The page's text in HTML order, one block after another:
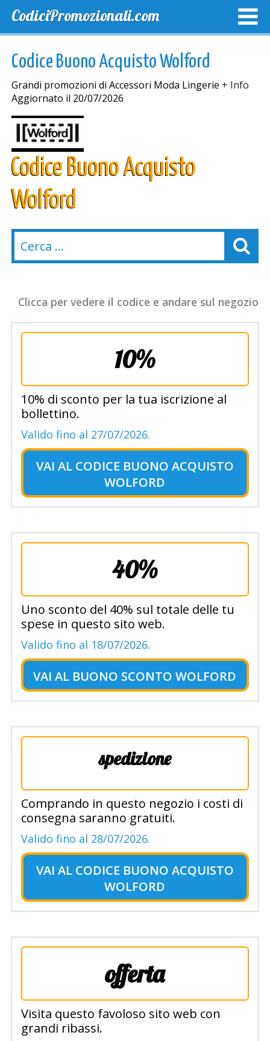
CodiciPromozionali.com
Codice Buono Acquisto Wolford
Grandi promozioni di Accessori Moda Lingerie + Info
Aggiornato il 20/07/2026
Codice Buono Acquisto
Wolford
Clicca per vedere il codice e andare sul negozio
10%
10% di sconto per la tua iscrizione al
bollettino.
Valido fino al 27/07/2026.
VAI AL CODICE BUONO ACQUISTO
WOLFORD
40%
Uno sconto del 40% sul totale delle tu
spese in questo sito web.
Valido fino al 18/07/2026.
VAI AL BUONO SCONTO WOLFORD
spedizione
Comprando in questo negozio i costi di
consegna saranno gratuiti.
Valido fino al 28/07/2026.
VAI AL CODICE BUONO ACQUISTO
WOLFORD
offerta
Visita questo favoloso sito web con
grandi ribassi.